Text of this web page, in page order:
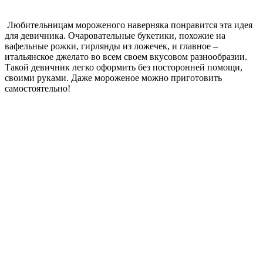
Любительницам мороженого наверняка понравится эта идея
для девичника. Очаровательные букетики, похожие на
вафельные рожки, гирлянды из ложечек, и главное –
итальянское джелато во всем своем вкусовом разнообразии.
Такой девичник легко оформить без посторонней помощи,
своими руками. Даже мороженое можно приготовить
самостоятельно!